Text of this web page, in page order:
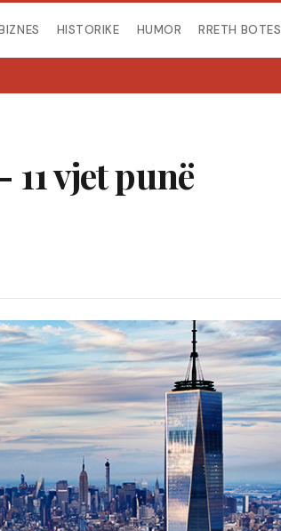
HISTORIKE HUMOR RRETH BOTES
vjet punë